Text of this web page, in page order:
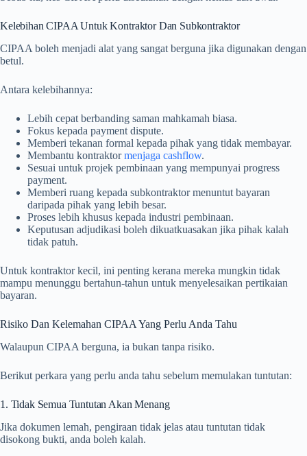
Kelebihan CIPAA Untuk Kontraktor Dan Subkontraktor
CIPAA boleh menjadi alat yang sangat berguna jika digunakan dengan
betul.
Antara kelebihannya:
Lebih cepat berbanding saman mahkamah biasa.
Fokus kepada payment dispute.
Memberi tekanan formal kepada pihak yang tidak membayar.
Membantu kontraktormenjaga cashflow.
Sesuai untuk projek pembinaan yang mempunyai progress
payment.
Memberi ruang kepada subkontraktor menuntut bayaran
daripada pihak yang lebih besar.
Proses lebih khusus kepada industri pembinaan.
Keputusan adjudikasi boleh dikuatkuasakan jika pihak kalah
tidak patuh.
Untuk kontraktor kecil, ini penting kerana mereka mungkin tidak
mampu menunggu bertahun-tahun untuk menyelesaikan pertikaian
bayaran.
Risiko Dan Kelemahan CIPAA Yang Perlu Anda Tahu
Walaupun CIPAA berguna, ia bukan tanpa risiko.
Berikut perkara yang perlu anda tahu sebelum memulakan tuntutan:
1. Tidak Semua Tuntutan Akan Menang
Jika dokumen lemah, pengiraan tidak jelas atau tuntutan tidak
disokong bukti, anda boleh kalah.